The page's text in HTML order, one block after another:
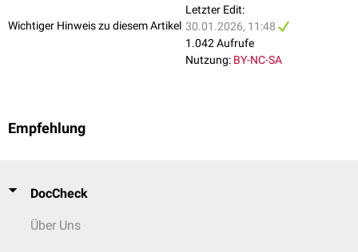
Wichtiger Hinweis zu diesem Artikel
Letzter Edit:
30.01.2026, 11:48
1.042 Aufrufe
Nutzung: BY-NC-SA
Empfehlung
DocCheck
Über Uns